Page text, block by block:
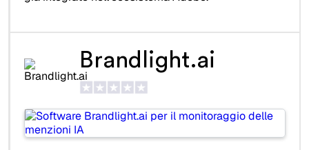
Brandlight.ai